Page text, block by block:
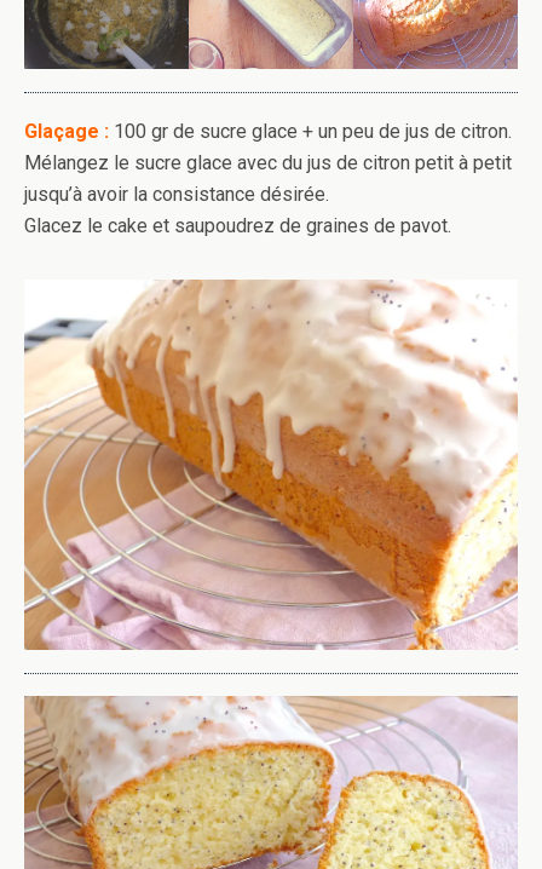
Glaçage : 100 gr de sucre glace + un peu de jus de citron.
Mélangez le sucre glace avec du jus de citron petit à petit
jusqu’à avoir la consistance désirée.
Glacez le cake et saupoudrez de graines de pavot.